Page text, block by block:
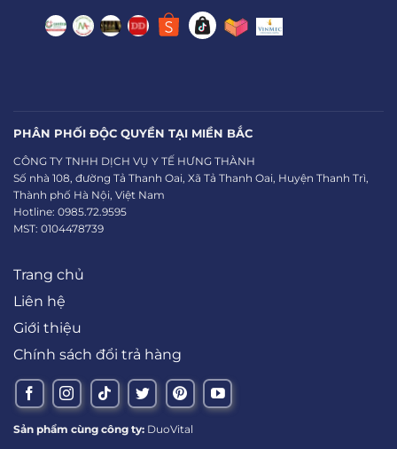
PHÂN PHỐI ĐỘC QUYỀN TẠI MIỀN BẮC
CÔNG TY TNHH DỊCH VỤ Y TẾ HƯNG THÀNH
Số nhà 108, đường Tả Thanh Oai, Xã Tả Thanh Oai, Huyện Thanh Trì,
Thành phố Hà Nội, Việt Nam
Hotline: 0985.72.9595
MST: 0104478739
Trang chủ
Liên hệ
Giới thiệu
Chính sách đổi trả hàng
Sản phẩm cùng công ty: DuoVital